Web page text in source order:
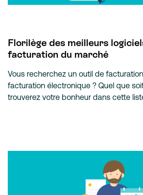
Florilège des meilleurs
facturation du marché
Vous recherchez un outil de
facturation électronique ? Quel que
trouverez votre bonheur dans cette